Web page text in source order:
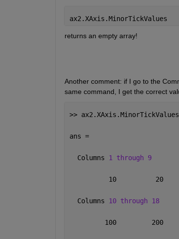
ax2.XAxis.MinorTickValues
returns an empty array!
Another comment: if I go to the
same command, I get the correct
>> ax2.XAxis.MinorTickValues
ans =
  Columns
1 through 9
10          20
  Columns
10 through 18
100         200